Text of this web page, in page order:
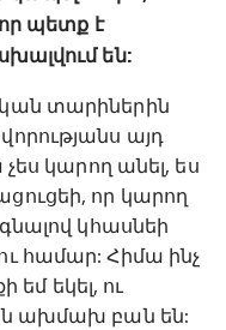
պետք է
են:
տարիներին
այդ
կարող անել, ես
որ կարող
կհասնեի
համար: Հիմա ինչ
եմ եկել, ու
ախմախ բան են: